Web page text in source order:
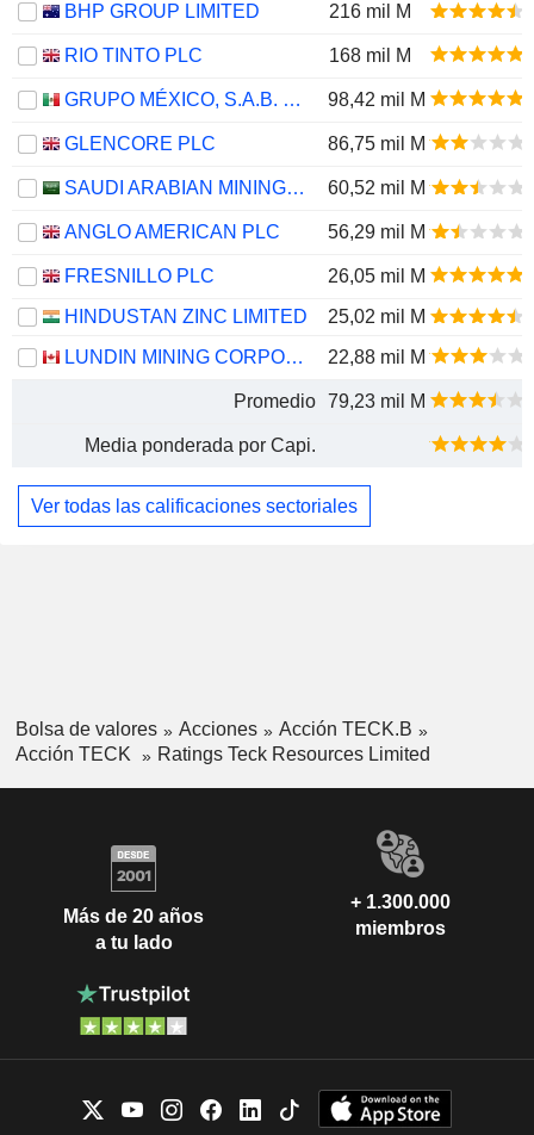
BHP GROUP LIMITED 216 mil M
RIO TINTO PLC 168 mil M
GRUPO MÉXICO, S.A.B. DE C.V. 98,42 mil M
GLENCORE PLC 86,75 mil M
SAUDI ARABIAN MINING COMPANY (MAADEN) 60,52 mil M
ANGLO AMERICAN PLC 56,29 mil M
FRESNILLO PLC
26,05 mil M
HINDUSTAN ZINC LIMITED
25,02 mil M
LUNDIN MINING CORPORATION
22,88 mil M
Promedio 79,23 mil M
Media ponderada por Capi.
Ver todas las calificaciones sectoriales
Bolsa de valores Acciones
Acción TECK.B
Acción TECK
Ratings Teck Resources Limited
Más de 20 años
a tu lado
+ 1.300.000
miembros